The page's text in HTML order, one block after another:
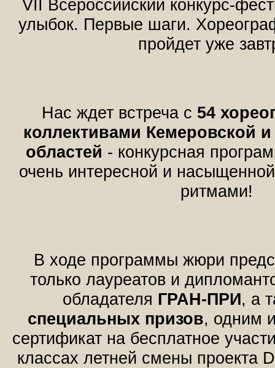
VII Всероссийский конкурс-
улыбок. Первые шаги.
пройдет уже
Нас ждет встреча с 54
коллективами Кемеровской
областей - конкурсная
очень интересной и
ритмами!
В ходе программы жюри
только лауреатов и
обладателя ГРАН-ПРИ, а
специальных призов, одним
сертификат на бесплатное
классах летней смены проекта